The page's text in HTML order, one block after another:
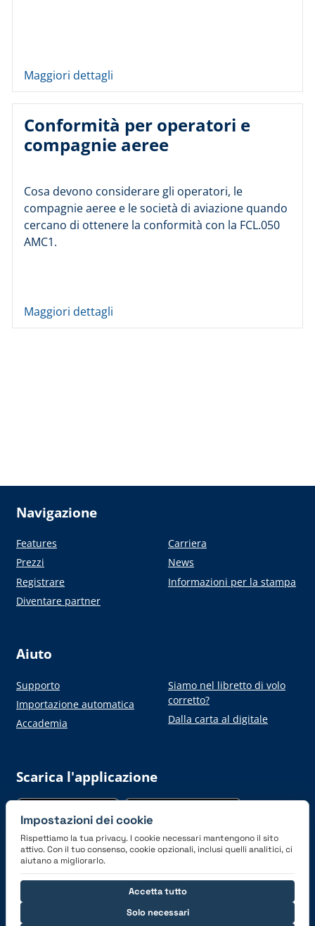
Maggiori dettagli
Conformità per operatori e
compagnie aeree
Cosa devono considerare gli operatori, le
compagnie aeree e le società di aviazione quando
cercano di ottenere la conformità con la FCL.050
AMC1.
Maggiori dettagli
Navigazione
Features
Prezzi
Registrare
Diventare partner
Carriera
News
Informazioni per la stampa
Aiuto
Supporto
Importazione automatica
Accademia
Siamo nel libretto di volo
corretto?
Dalla carta al digitale
Scarica l'applicazione
Connettiti con noi
Impostazioni dei cookie
Rispettiamo la tua privacy. I cookie necessari mantengono il sito
attivo. Con il tuo consenso, cookie opzionali, inclusi quelli analitici, ci
aiutano a migliorarlo.
Solo necessari
Accetta tutto